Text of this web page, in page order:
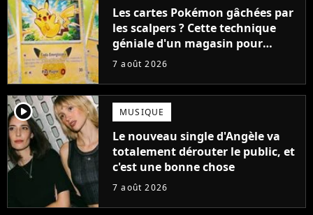
Les cartes Pokémon gâchées par
les scalpers ? Cette technique
géniale d'un magasin pour
ruiner les revendeurs
7 août 2026
player2 MUSIQUE
Le nouveau single d'Angèle va
totalement dérouter le public, et
c'est une bonne chose
7 août 2026